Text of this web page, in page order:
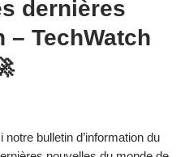
dernières
– TechWatch
bulletin d’information du